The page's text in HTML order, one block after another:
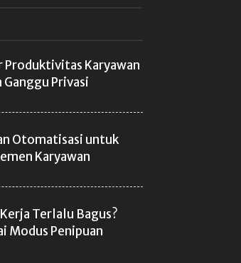
Produktivitas Karyawan
Ganggu Privasi
Otomatisasi untuk
Karyawan
Terlalu Bagus?
Modus Penipuan